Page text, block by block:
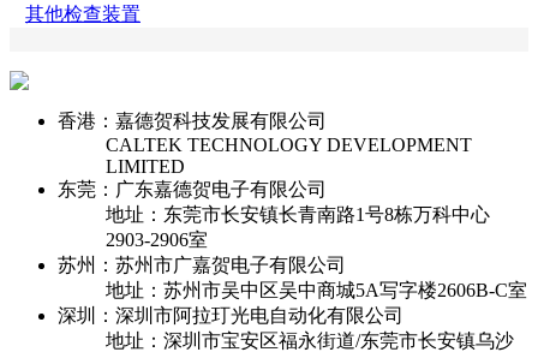
其他检查装置
香港：嘉德贺科技发展有限公司
CALTEK TECHNOLOGY DEVELOPMENT
LIMITED
东莞：广东嘉德贺电子有限公司
地址：东莞市长安镇长青南路1号8栋万科中心
2903-2906室
苏州：苏州市广嘉贺电子有限公司
地址：苏州市吴中区吴中商城5A写字楼2606B-C室
深圳：深圳市阿拉玎光电自动化有限公司
地址：深圳市宝安区福永街道/东莞市长安镇乌沙